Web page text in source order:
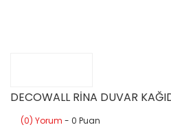
DECOWALL RİNA DUVAR
(0) Yorum - 0 Puan